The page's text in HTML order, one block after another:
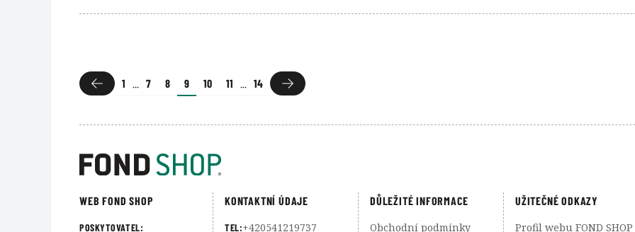
1 ... 7 8 9 10 11 ... 14
WEB FOND SHOP
POSKYTOVATEL:
KONTAKTNÍ ÚDAJE
TEL:+420541219737
DŮLEŽITÉ INFORMACE
Obchodní podmínky
UŽITEČNÉ ODKAZY
Profil webu FOND SHOP